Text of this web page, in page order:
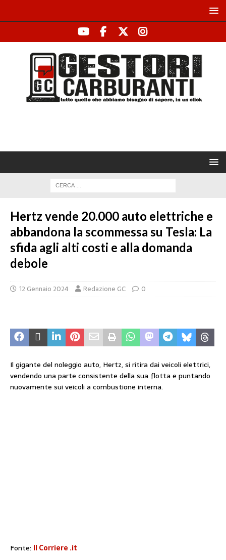
Hertz vende 20.000 auto elettriche e
abbandona la scommessa su Tesla: La
sfida agli alti costi e alla domanda
debole
12 Gennaio 2024 Redazione GC 0
Il gigante del noleggio auto, Hertz, si ritira dai veicoli elettrici,
vendendo una parte consistente della sua flotta e puntando
nuovamente sui veicoli a combustione interna.
Fonte: Il Corriere .it